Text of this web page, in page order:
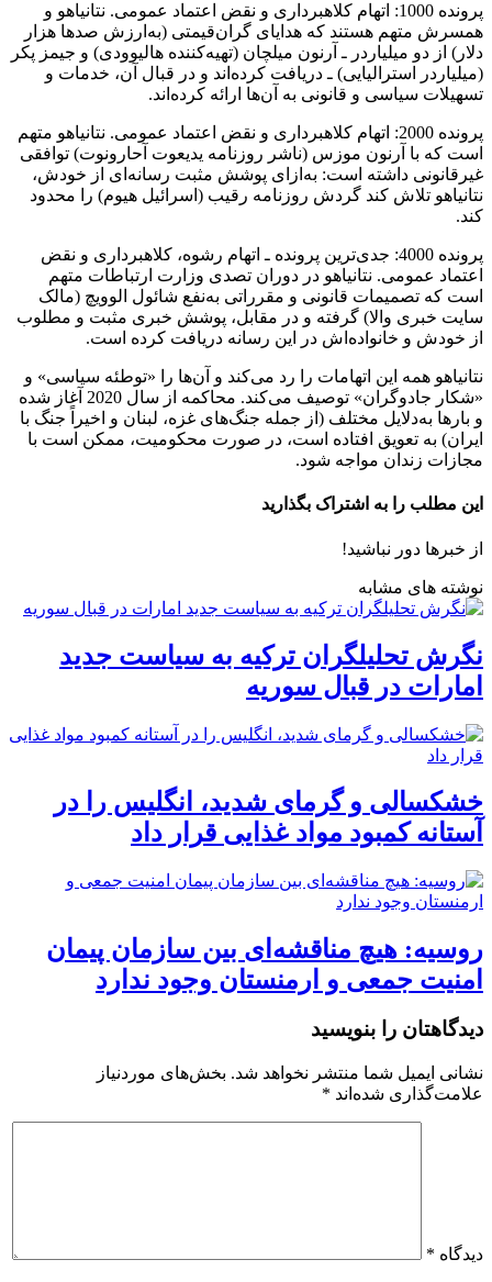
پرونده 1000: اتهام کلاهبرداری و نقض اعتماد عمومی. نتانیاهو و
همسرش متهم هستند که هدایای گران‌قیمتی (به‌ارزش صدها هزار
دلار) از دو میلیاردر ـ آرنون میلچان (تهیه‌کننده هالیوودی) و جیمز پکر
(میلیاردر استرالیایی) ـ دریافت کرده‌اند و در قبال آن، خدمات و
تسهیلات سیاسی و قانونی به آن‌ها ارائه کرده‌اند.
پرونده 2000: اتهام کلاهبرداری و نقض اعتماد عمومی. نتانیاهو متهم
است که با آرنون موزس (ناشر روزنامه یدیعوت آحارونوت) توافقی
غیرقانونی داشته است: به‌ازای پوشش مثبت رسانه‌ای از خودش،
نتانیاهو تلاش کند گردش روزنامه رقیب (اسرائیل هیوم) را محدود
کند.
پرونده 4000: جدی‌ترین پرونده ـ اتهام رشوه، کلاهبرداری و نقض
اعتماد عمومی. نتانیاهو در دوران تصدی وزارت ارتباطات متهم
است که تصمیمات قانونی و مقرراتی به‌نفع شائول الوویچ (مالک
سایت خبری والا) گرفته و در مقابل، پوشش خبری مثبت و مطلوب
از خودش و خانواده‌اش در این رسانه دریافت کرده است.
نتانیاهو همه این اتهامات را رد می‌کند و آن‌ها را «توطئه سیاسی» و
«شکار جادوگران» توصیف می‌کند. محاکمه از سال 2020 آغاز شده
و بارها به‌دلایل مختلف (از جمله جنگ‌های غزه، لبنان و اخیراً جنگ با
ایران) به تعویق افتاده است، در صورت محکومیت، ممکن است با
مجازات زندان مواجه شود.
این مطلب را به اشتراک بگذارید
از خبرها دور نباشید!
نوشته های مشابه
نگرش تحلیلگران ترکیه به سیاست جدید
امارات در قبال سوریه
خشکسالی و گرمای شدید، انگلیس را در
آستانه کمبود مواد غذایی قرار داد
روسیه: هیچ مناقشه‌ای بین سازمان پیمان
امنیت جمعی و ارمنستان وجود ندارد
دیدگاهتان را بنویسید
نشانی ایمیل شما منتشر نخواهد شد. بخش‌های موردنیاز
علامت‌گذاری شده‌اند *
دیدگاه *